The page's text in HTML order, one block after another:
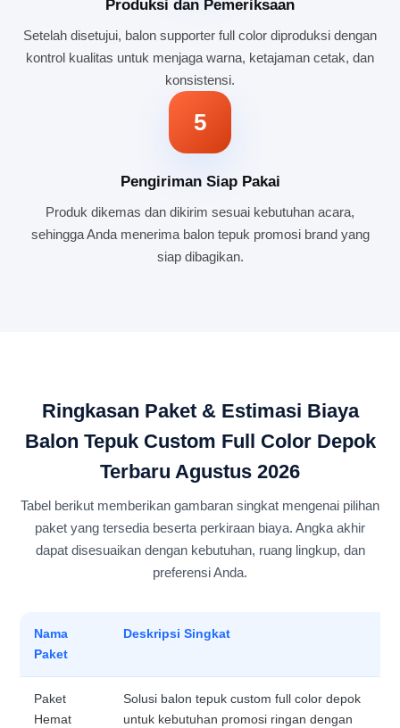
Produksi dan Pemeriksaan
Setelah disetujui, balon supporter full color diproduksi dengan
kontrol kualitas untuk menjaga warna, ketajaman cetak, dan
konsistensi.
5
Pengiriman Siap Pakai
Produk dikemas dan dikirim sesuai kebutuhan acara,
sehingga Anda menerima balon tepuk promosi brand yang
siap dibagikan.
Ringkasan Paket & Estimasi Biaya
Balon Tepuk Custom Full Color Depok
Terbaru Agustus 2026
Tabel berikut memberikan gambaran singkat mengenai pilihan
paket yang tersedia beserta perkiraan biaya. Angka akhir
dapat disesuaikan dengan kebutuhan, ruang lingkup, dan
preferensi Anda.
Nama
Paket
Deskripsi Singkat
Paket
Hemat
Solusi balon tepuk custom full color depok
untuk kebutuhan promosi ringan dengan